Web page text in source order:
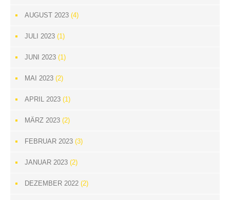
AUGUST 2023 (4)
JULI 2023 (1)
JUNI 2023 (1)
MAI 2023 (2)
APRIL 2023 (1)
MÄRZ 2023 (2)
FEBRUAR 2023 (3)
JANUAR 2023 (2)
DEZEMBER 2022 (2)